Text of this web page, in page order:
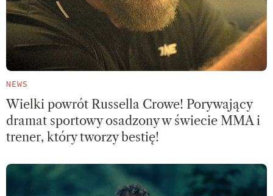
NEWS
Wielki powrót Russella Crowe! Porywający
dramat sportowy osadzony w świecie MMA i
trener, który tworzy bestię!